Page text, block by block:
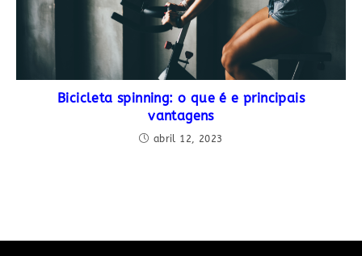
Bicicleta spinning: o que é e principais
vantagens
abril 12, 2023